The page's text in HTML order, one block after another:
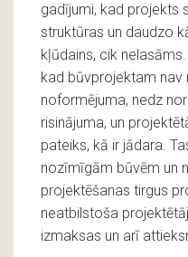
gadījumi, kad projekts
struktūras un daudzo
kļūdains, cik
kad būvprojektam nav
noformējuma, nedz
risinājuma, un
pateiks, kā ir jādara.
nozīmīgām būvēm un
projektēšanas tirgus
neatbilstoša
izmaksas un arī